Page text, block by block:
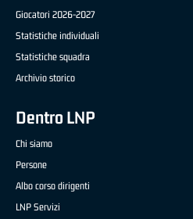
Giocatori 2026-2027
Statistiche individuali
Statistiche squadra
Archivio storico
Dentro LNP
Chi siamo
Persone
Albo corso dirigenti
LNP Servizi